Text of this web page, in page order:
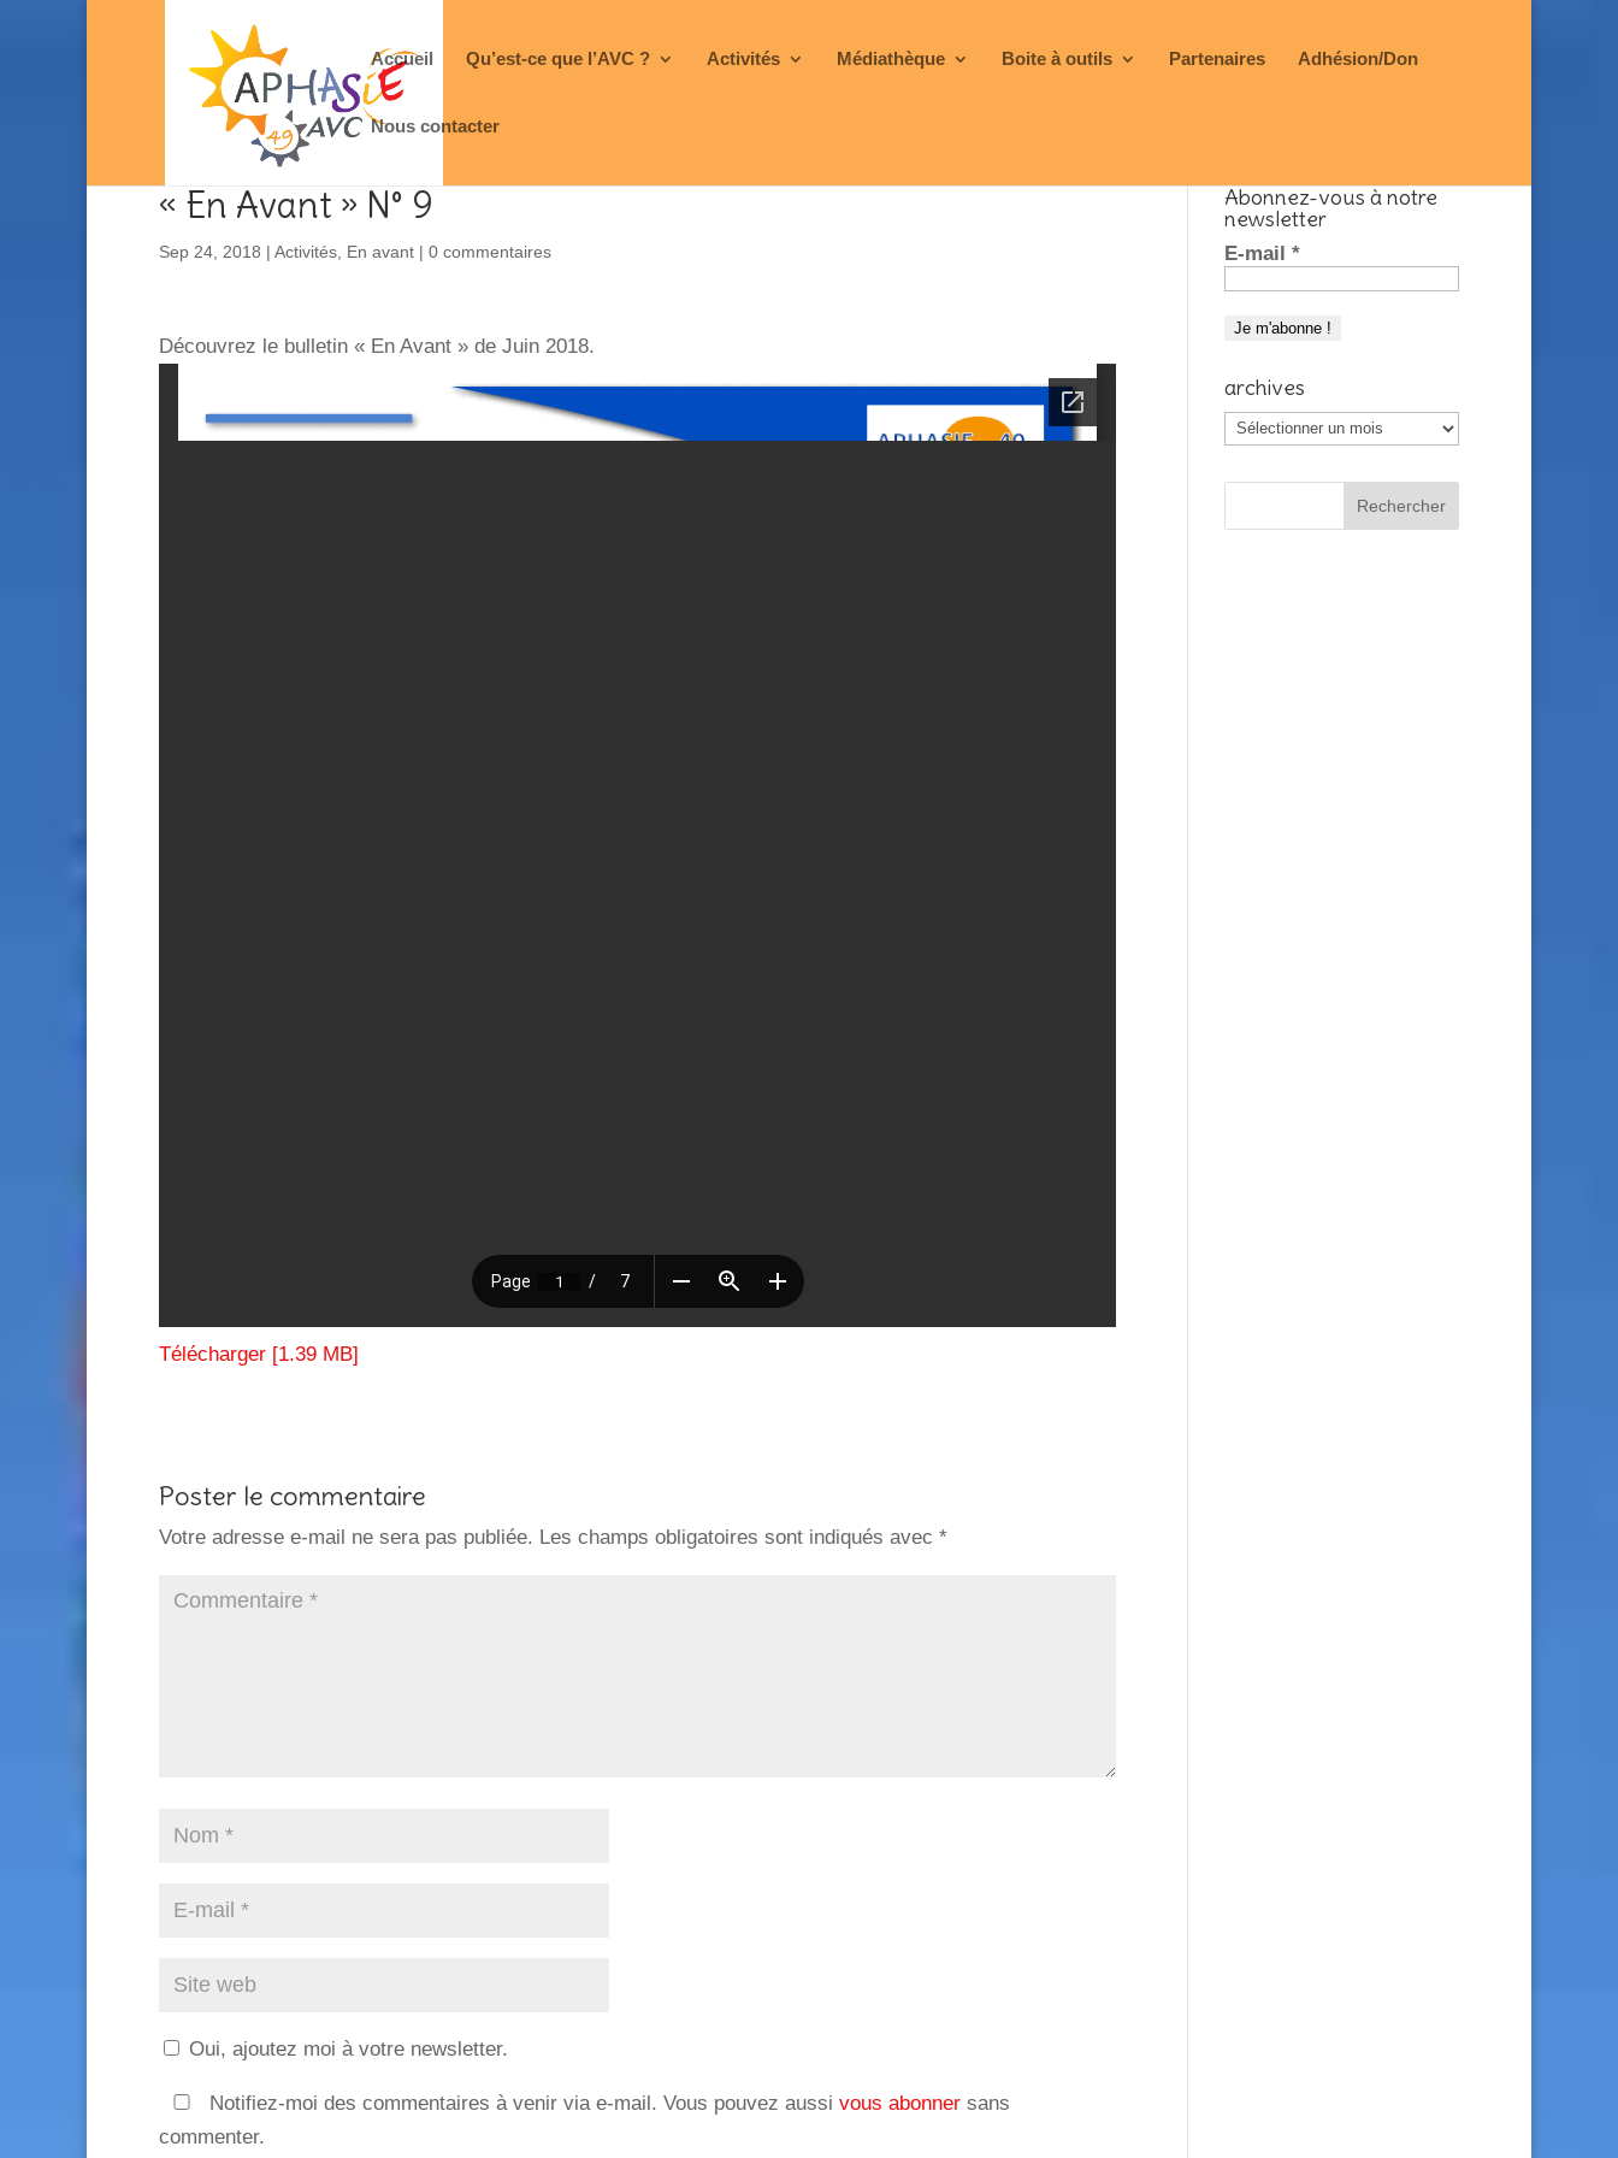
Accueil Qu’est-ce que l’AVC ? Activités Médiathèque Boite à outils Partenaires Adhésion/Don
Nous contacter
« En Avant » N° 9
Sep 24, 2018 | Activités En avant | 0 commentaires
Découvrez le bulletin « En Avant » de Juin 2018.
Télécharger [1.39 MB]
Poster le commentaire
Votre adresse e-mail ne sera pas publiée. Les champs obligatoires sont indiqués avec *
Oui, ajoutez moi à votre newsletter.
Notifiez-moi des commentaires à venir via e-mail. Vous pouvez aussi vous abonner sans
commenter.
Abonnez-vous à notre
newsletter
E-mail *
archives
archives